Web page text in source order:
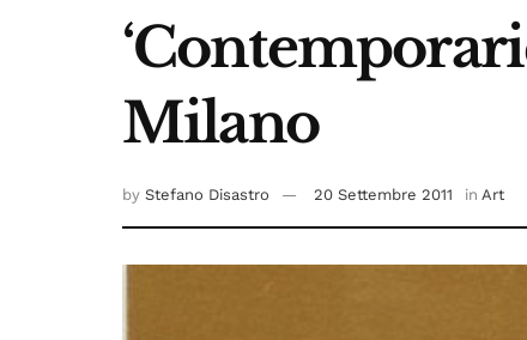
Milano
by Stefano Disastro 20 Settembre 2011 in Art